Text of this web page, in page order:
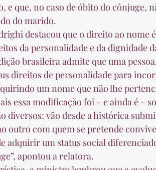
e que, no caso de óbito do cônjuge,
do marido.
da personalidade e da dignidade
brasileira admite que uma
direitos de personalidade para
um nome que não lhe
diversos: vão desde a histórica
outro com quem se pretende
adquirir um status social
apontou a relatora.